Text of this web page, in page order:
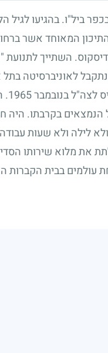
ביל"ו. בהגיעו לגיל
המאוחד אשר
השתייך
לאוניברסיטה
לצה"ל בנובמבר1965
.
בקרבתו. היה
לילה ולא שעות עבודה
את מלוא שירותו
עולמים בבית הקברות